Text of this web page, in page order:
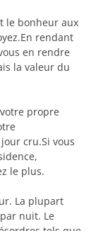
le bonheur aux
rendant
en rendre
la valeur du
propre
cru.Si vous
le plus.
La plupart
nuit. Le